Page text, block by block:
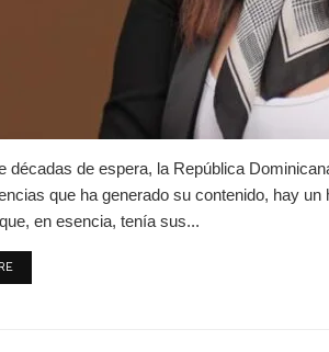
décadas de espera, la República
que ha generado su contenido, hay
en esencia, tenía sus...
DETAILS